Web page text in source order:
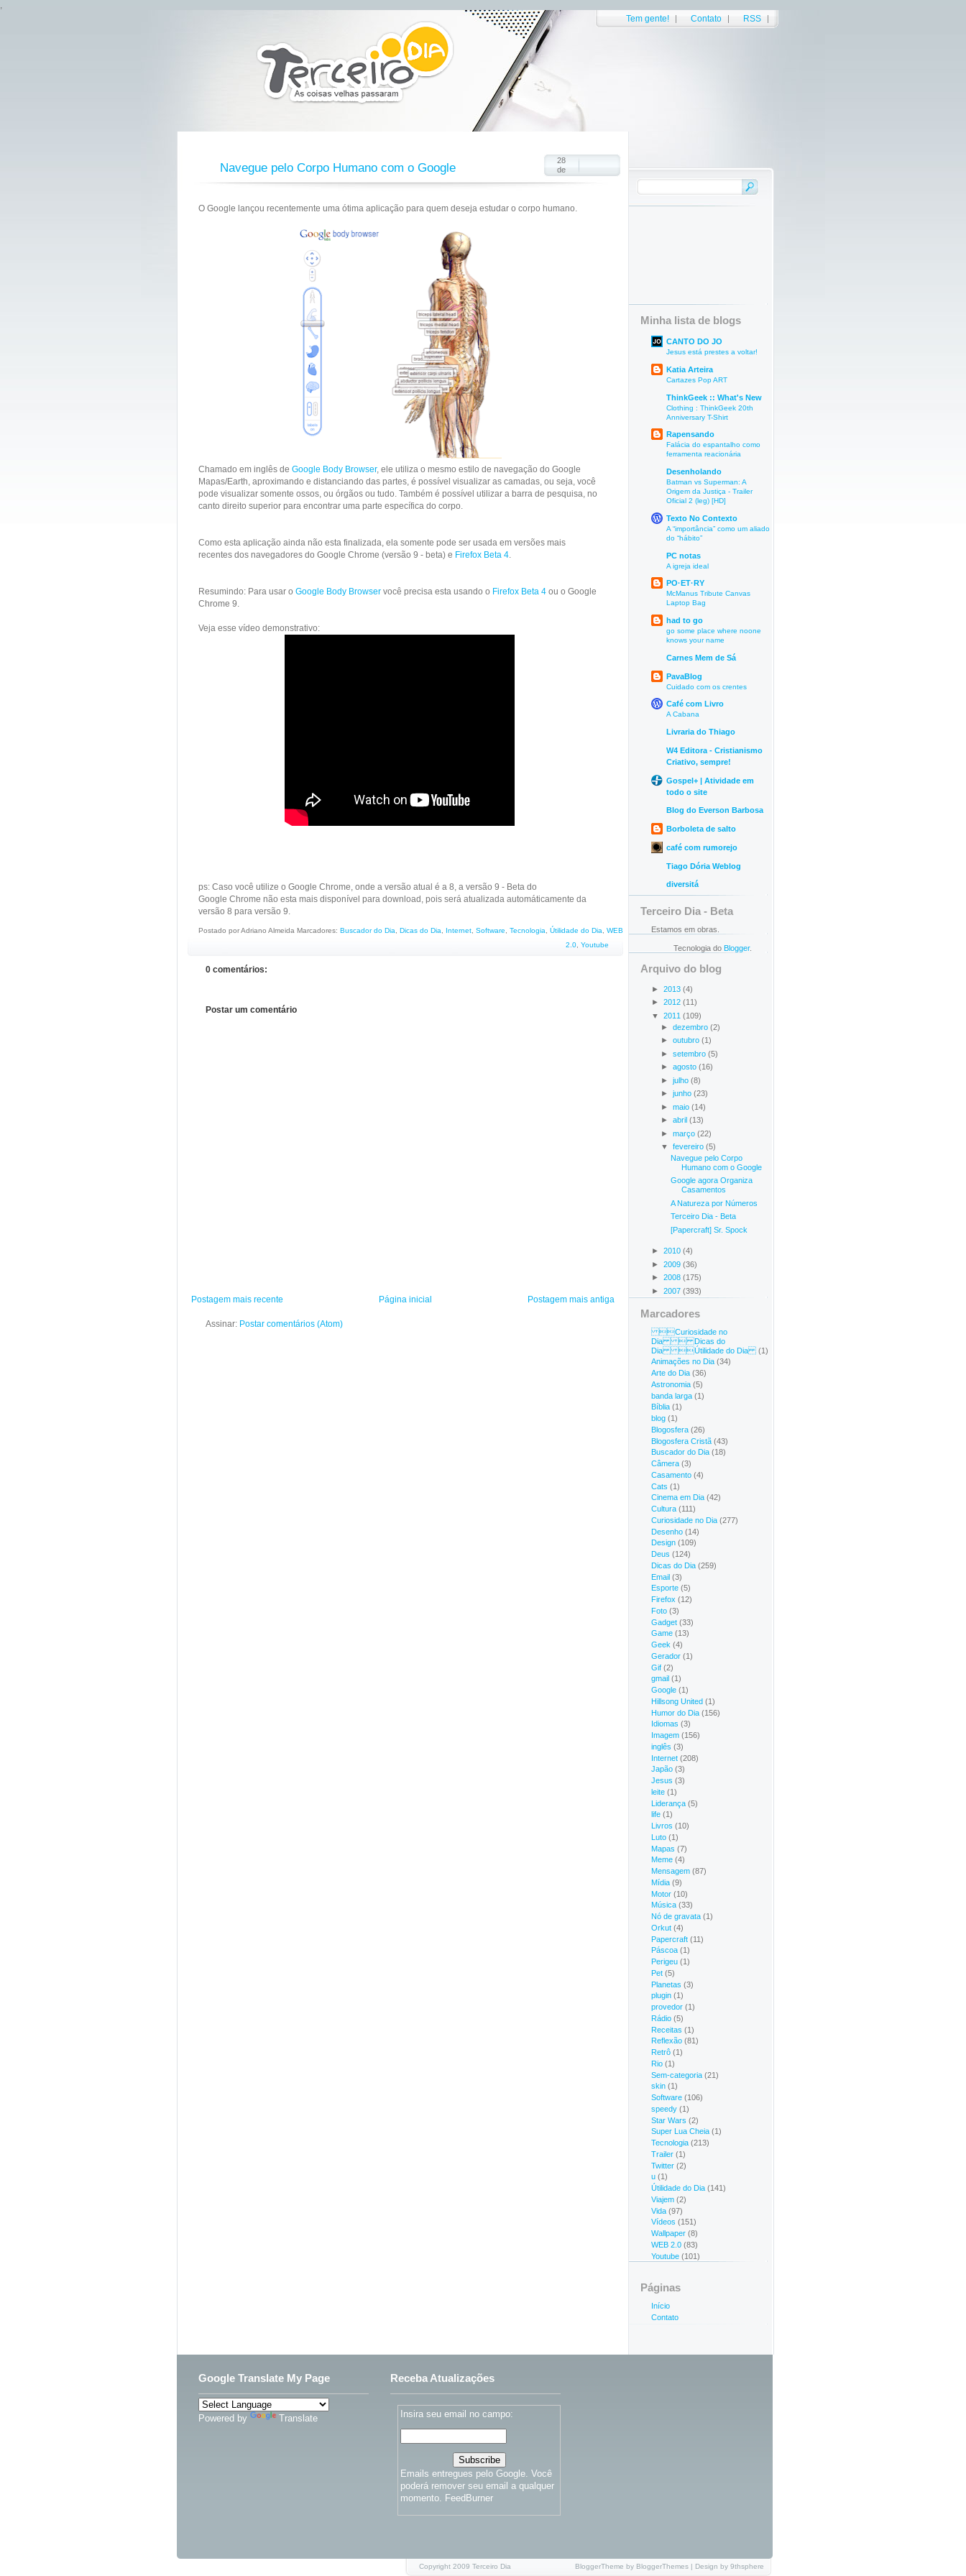
,
Tem gente!
Contato RSS
Navegue pelo Corpo Humano com o Google
28
de
O Google lançou recentemente uma ótima aplicação para quem deseja estudar o corpo humano.
Chamado em inglês de Google Body Browser, ele utiliza o mesmo estilo de navegação do Google
Mapas/Earth, aproximando e distanciando das partes, é possível visualizar as camadas, ou seja, você
pode visualizar somente ossos, ou órgãos ou tudo. Também é possível utilizar a barra de pesquisa, no
canto direito superior para encontrar uma parte específica do corpo.
Como esta aplicação ainda não esta finalizada, ela somente pode ser usada em versões mais
recentes dos navegadores do Google Chrome (versão 9 - beta) e Firefox Beta 4.
Resumindo: Para usar o Google Body Browser você precisa esta usando o Firefox Beta 4 ou o Google
Chrome 9.
Veja esse vídeo demonstrativo:
ps: Caso você utilize o Google Chrome, onde a versão atual é a 8, a versão 9 - Beta do
Google Chrome não esta mais disponível para download, pois será atualizada automáticamente da
versão 8 para versão 9.
Postado porAdriano Almeida Marcadores: Buscador do Dia Dicas do Dia Internet Software Tecnologia Útilidade do Dia
WEB
2.0 Youtube
0 comentários:
Postar um comentário
Postagem mais recente Postagem mais antiga
Página inicial
Assinar: Postar comentários (Atom)
Minha lista de blogs
CANTO DO JO
Jesus está prestes a voltar!
Katia Arteira
Cartazes Pop ART
ThinkGeek :: What's New
Clothing : ThinkGeek 20th
Anniversary T-Shirt
Rapensando
Falácia do espantalho como
ferramenta reacionária
Desenholando
Batman vs Superman: A
Origem da Justiça - Trailer
Oficial 2 (leg) [HD]
Texto No Contexto
A “importância” como um aliado
do “hábito”
PC notas
A igreja ideal
PO·ET·RY
McManus Tribute Canvas
Laptop Bag
had to go
go some place where noone
knows your name
Carnes Mem de Sá
PavaBlog
Cuidado com os crentes
Café com Livro
A Cabana
Livraria do Thiago
W4 Editora - Cristianismo
Criativo, sempre!
Gospel+ | Atividade em
todo o site
Blog do Everson Barbosa
Borboleta de salto
café com rumorejo
Tiago Dória Weblog
diversitá
Terceiro Dia - Beta
Estamos em obras.
Tecnologia do Blogger.
Arquivo do blog
► 2013 (4)
► 2012 (11)
▼ 2011 (109)
►dezembro(2)
►outubro(1)
►setembro(5)
►agosto(16)
►julho(8)
►junho(23)
►maio(14)
►abril(13)
►março(22)
▼fevereiro(5)
Navegue pelo Corpo
Humano com o Google
Google agora Organiza
Casamentos
A Natureza por Números
Terceiro Dia - Beta
[Papercraft] Sr. Spock
► 2010 (4)
► 2009 (36)
► 2008 (175)
► 2007 (393)
Marcadores
Curiosidade no
Dia  Dicas do
Dia Útilidade do Dia (1)
Animações no Dia (34)
Arte do Dia (36)
Astronomia (5)
banda larga (1)
Bíblia (1)
blog (1)
Blogosfera (26)
Blogosfera Cristã (43)
Buscador do Dia (18)
Câmera (3)
Casamento (4)
Cats (1)
Cinema em Dia (42)
Cultura (111)
Curiosidade no Dia (277)
Desenho (14)
Design (109)
Deus (124)
Dicas do Dia (259)
Email (3)
Esporte (5)
Firefox (12)
Foto (3)
Gadget (33)
Game (13)
Geek (4)
Gerador (1)
Gif (2)
gmail (1)
Google (1)
Hillsong United (1)
Humor do Dia (156)
Idiomas (3)
Imagem (156)
inglês (3)
Internet (208)
Japão (3)
Jesus (3)
leite (1)
Liderança (5)
life (1)
Livros (10)
Luto (1)
Mapas (7)
Meme (4)
Mensagem (87)
Mídia (9)
Motor (10)
Música (33)
Nó de gravata (1)
Orkut (4)
Papercraft (11)
Páscoa (1)
Perigeu (1)
Pet (5)
Planetas (3)
plugin (1)
provedor (1)
Rádio (5)
Receitas (1)
Reflexão (81)
Retrô (1)
Rio (1)
Sem-categoria (21)
skin (1)
Software (106)
speedy (1)
Star Wars (2)
Super Lua Cheia (1)
Tecnologia (213)
Trailer (1)
Twitter (2)
u (1)
Útilidade do Dia (141)
Viajem (2)
Vida (97)
Vídeos (151)
Wallpaper (8)
WEB 2.0 (83)
Youtube (101)
Páginas
Início
Contato
Google Translate My Page
Powered by Translate
Receba Atualizações
Insira seu email no campo:
Emails entregues pelo Google. Você
poderá remover seu email a qualquer
momento.
FeedBurner
Copyright 2009 Terceiro Dia BloggerTheme by BloggerThemes | Design by 9thsphere